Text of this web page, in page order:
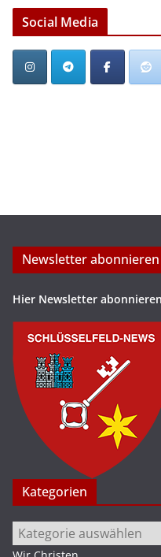
Social Media
Newsletter abonnieren
Hier Newsletter
Kategorien
Kategorien